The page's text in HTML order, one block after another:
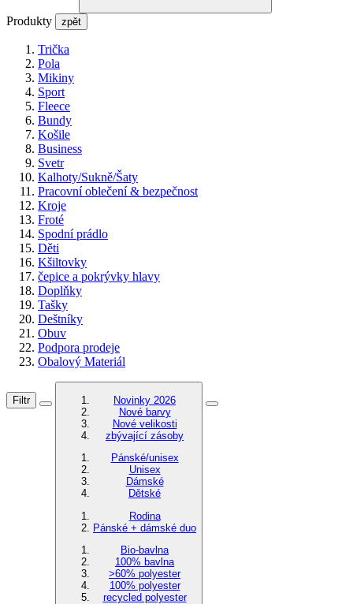
Produkty zpět
Trička
Pola
Mikiny
Sport
Fleece
Bundy
Košile
Business
Svetr
Kalhoty/Sukně/Šaty
Pracovní oblečení & bezpečnost
Kroje
Froté
Spodní prádlo
Děti
Kšiltovky
čepice a pokrývky hlavy
Doplňky
Tašky
Deštníky
Obuv
Podpora prodeje
Obalový Materiál
Filtr
Novinky 2026
Nové barvy
Nové velikosti
zbývající zásoby
Pánské/unisex
Unisex
Dámské
Dětské
Rodina
Pánské + dámské duo
Bio-bavlna
100% bavlna
>60% polyester
100% polyester
recycled polyester